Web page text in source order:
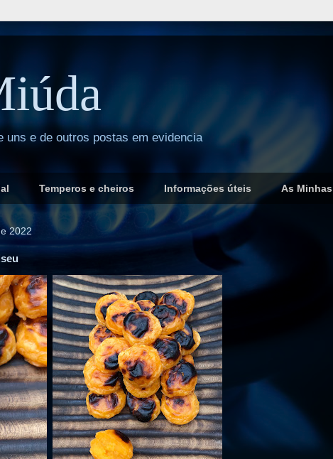
uns e de outros postas em evidencia
Temperos e cheiros Informações úteis As
2022